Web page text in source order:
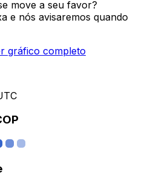
move a seu favor?
e nós avisaremos quando
gráfico completo